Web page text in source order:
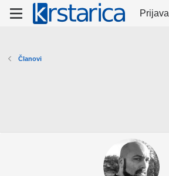
Prijava
Članovi